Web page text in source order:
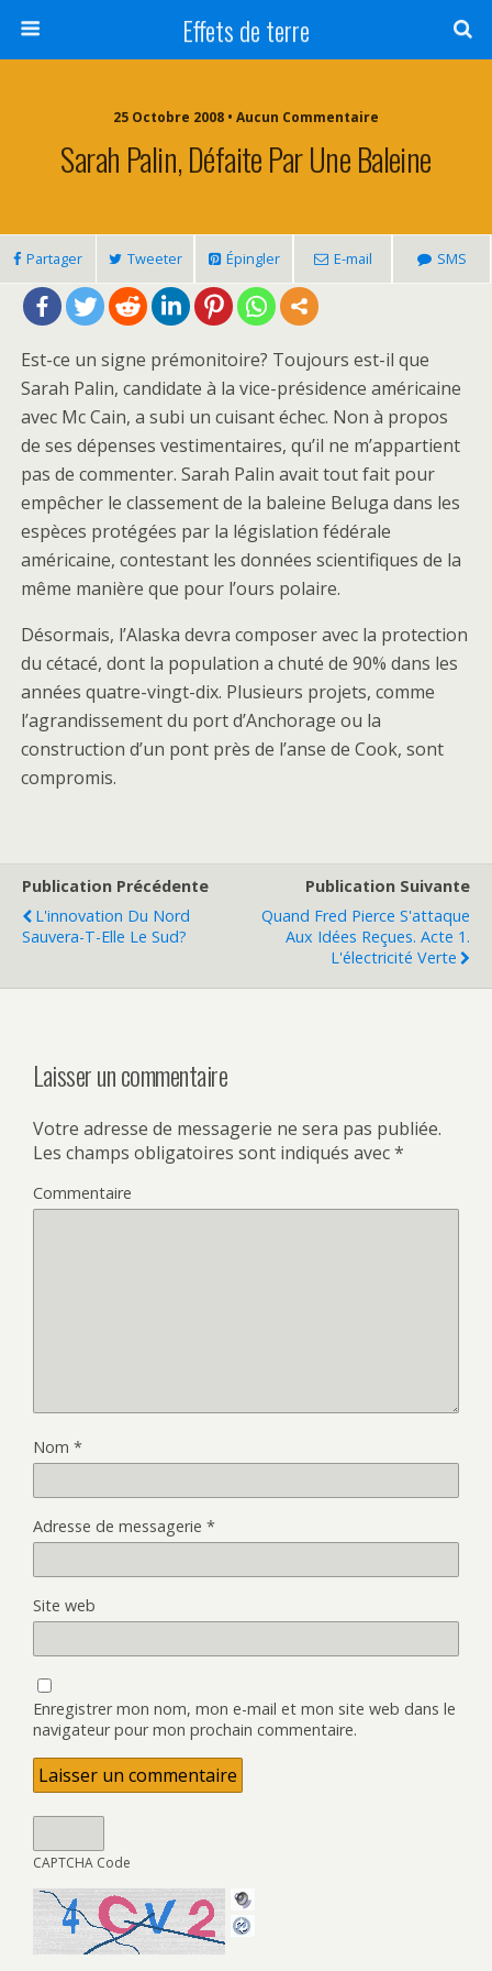
Effets de terre
25 Octobre 2008 • Aucun Commentaire
Sarah Palin, Défaite Par Une Baleine
Partager Tweeter Épingler E-mail SMS
Est-ce un signe prémonitoire? Toujours est-il que
Sarah Palin, candidate à la vice-présidence américaine
avec Mc Cain, a subi un cuisant échec. Non à propos
de ses dépenses vestimentaires, qu’il ne m’appartient
pas de commenter. Sarah Palin avait tout fait pour
empêcher le classement de la baleine Beluga dans les
espèces protégées par la législation fédérale
américaine, contestant les données scientifiques de la
même manière que pour l’ours polaire.
Désormais, l’Alaska devra composer avec la protection
du cétacé, dont la population a chuté de 90% dans les
années quatre-vingt-dix. Plusieurs projets, comme
l’agrandissement du port d’Anchorage ou la
construction d’un pont près de l’anse de Cook, sont
compromis.
Publication Précédente
L'innovation Du Nord
Sauvera-T-Elle Le Sud?
Publication Suivante
Quand Fred Pierce S'attaque
Aux Idées Reçues. Acte 1.
L'électricité Verte
Laisser un commentaire
Votre adresse de messagerie ne sera pas publiée.
Les champs obligatoires sont indiqués avec*
Commentaire
Nom *
Adresse de messagerie *
Site web
Enregistrer mon nom, mon e-mail et mon site web dans le
navigateur pour mon prochain commentaire.
CAPTCHA Code